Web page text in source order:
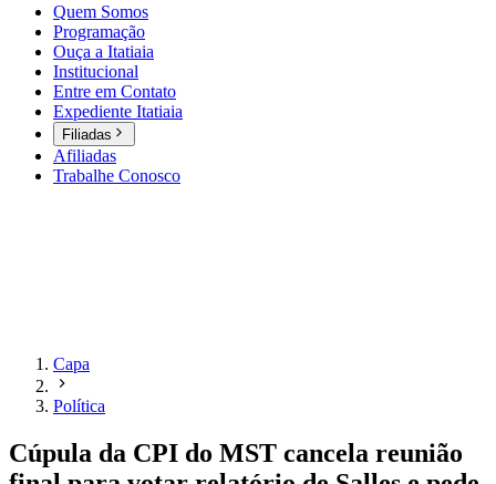
Quem Somos
Programação
Ouça a Itatiaia
Institucional
Entre em Contato
Expediente Itatiaia
Filiadas
Afiliadas
Trabalhe Conosco
Capa
Política
Cúpula da CPI do MST cancela reunião